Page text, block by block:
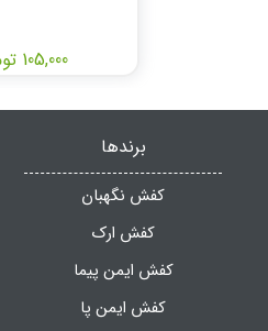
105,000 تومان
برندها
کفش نگهبان
کفش ارک
کفش ایمن پیما
کفش ایمن پا